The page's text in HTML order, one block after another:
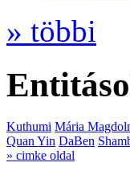
» többi
Kuthumi Mária
Quan Yin DaBen
» cimke oldal